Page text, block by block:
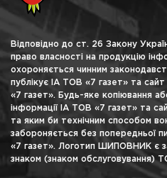
Відповідно до ст. 26 Закону
право власності на продукцію
охороняється чинним
публікує ІА ТОВ «7 газет» та
«7 газет». Будь-яке копіювання
інформації ІА ТОВ «7 газет» та
та яким би технічним способом
забороняється без попередньої
«7 газет». Логотип ШИПОВНИК є
знаком (знаком обслуговування)